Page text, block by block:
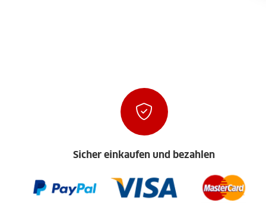
Sicher einkaufen und bezahlen